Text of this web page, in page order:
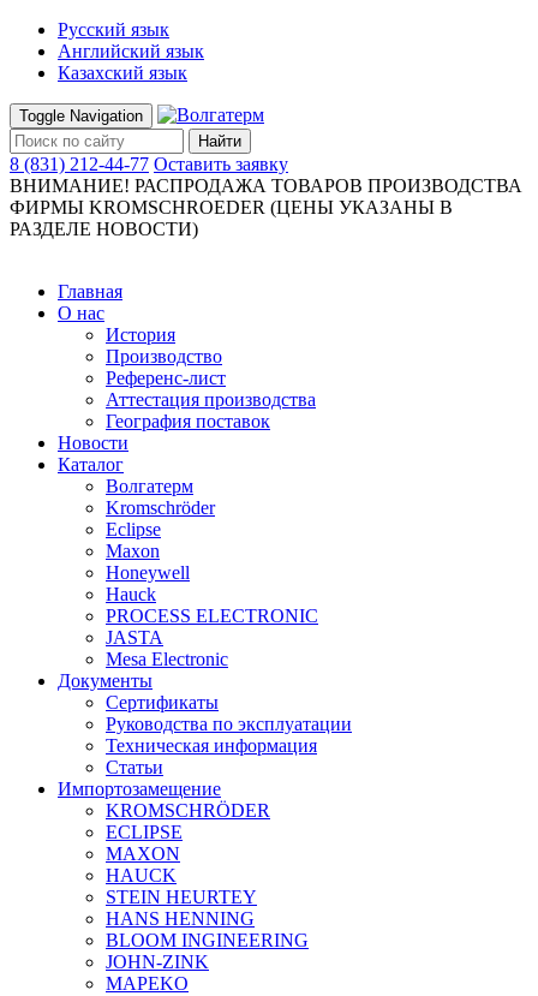
Русский язык
Английский язык
Казахский язык
Toggle Navigation
Найти
8 (831) 212-44-77 Оставить заявку
ВНИМАНИЕ! РАСПРОДАЖА ТОВАРОВ ПРОИЗВОДСТВА
ФИРМЫ KROMSCHROEDER (ЦЕНЫ УКАЗАНЫ В
РАЗДЕЛЕ НОВОСТИ)
Главная
О нас
История
Производство
Референс-лист
Аттестация производства
География поставок
Новости
Каталог
Волгатерм
Kromschröder
Eclipse
Maxon
Honeywell
Hauck
PROCESS ELECTRONIC
JASTA
Mesa Electronic
Документы
Сертификаты
Руководства по эксплуатации
Техническая информация
Статьи
Импортозамещение
KROMSCHRÖDER
ECLIPSE
MAXON
HAUCK
STEIN HEURTEY
HANS HENNING
BLOOM INGINEERING
JOHN-ZINK
MAPEKO